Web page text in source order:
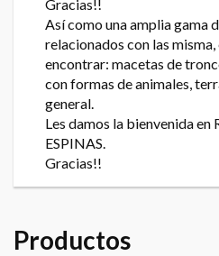
Gracias!!
Así como una amplia gama
relacionados con las
encontrar: macetas de
con formas de animales,
general.
Les damos la bienvenida en
ESPINAS.
Gracias!!
Productos